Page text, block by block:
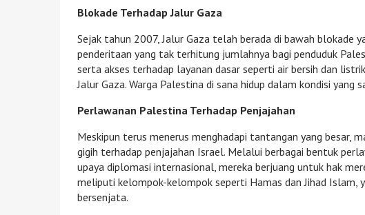
Blokade Terhadap Jalur Gaza
Sejak tahun 2007, Jalur Gaza telah berada di bawah blokade
penderitaan yang tak terhitung jumlahnya bagi penduduk
serta akses terhadap layanan dasar seperti air bersih dan
Jalur Gaza. Warga Palestina di sana hidup dalam kondisi yang
Perlawanan Palestina Terhadap Penjajahan
Meskipun terus menerus menghadapi tantangan yang besar,
gigih terhadap penjajahan Israel. Melalui berbagai bentuk
upaya diplomasi internasional, mereka berjuang untuk hak
meliputi kelompok-kelompok seperti Hamas dan Jihad Islam,
bersenjata.